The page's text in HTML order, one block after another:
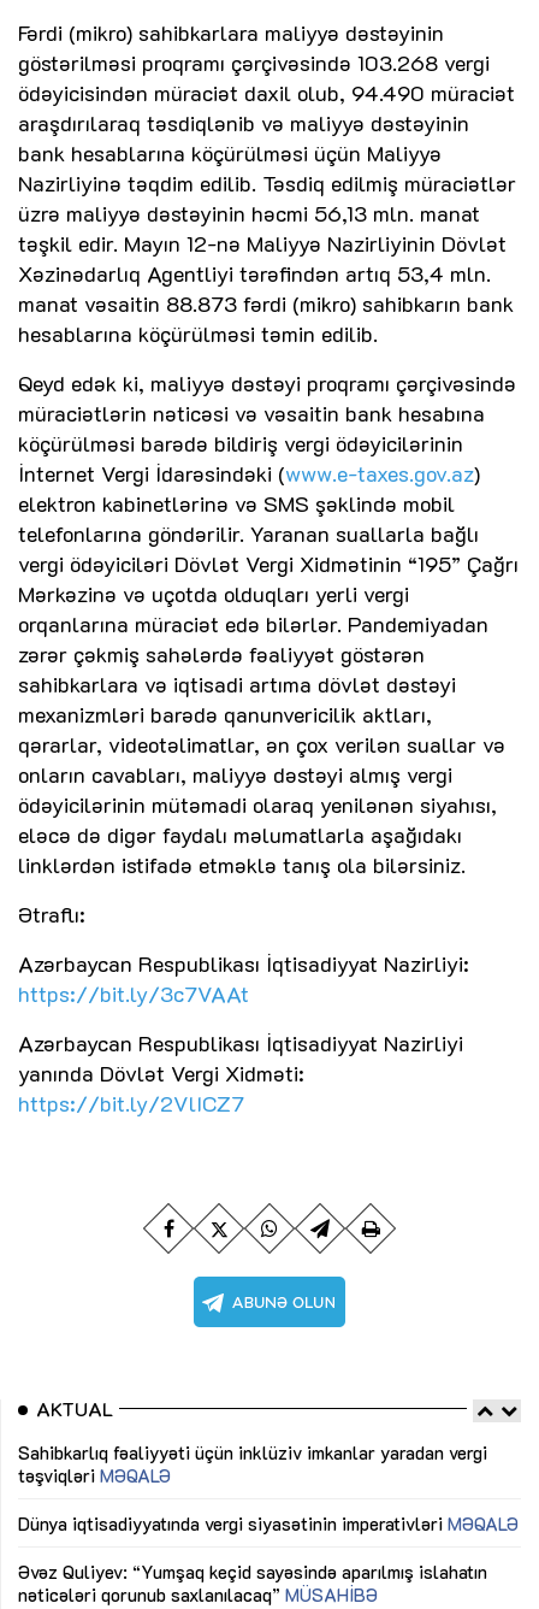
Fərdi (mikro) sahibkarlara maliyyə dəstəyinin
göstərilməsi proqramı çərçivəsində 103.268 vergi
ödəyicisindən müraciət daxil olub, 94.490 müraciət
araşdırılaraq təsdiqlənib və maliyyə dəstəyinin
bank hesablarına köçürülməsi üçün Maliyyə
Nazirliyinə təqdim edilib. Təsdiq edilmiş müraciətlər
üzrə maliyyə dəstəyinin həcmi 56,13 mln. manat
təşkil edir. Mayın 12-nə Maliyyə Nazirliyinin Dövlət
Xəzinədarlıq Agentliyi tərəfindən artıq 53,4 mln.
manat vəsaitin 88.873 fərdi (mikro) sahibkarın bank
hesablarına köçürülməsi təmin edilib.
Qeyd edək ki, maliyyə dəstəyi proqramı çərçivəsində
müraciətlərin nəticəsi və vəsaitin bank hesabına
köçürülməsi barədə bildiriş vergi ödəyicilərinin
İnternet Vergi İdarəsindəki (www.e-taxes.gov.az)
elektron kabinetlərinə və SMS şəklində mobil
telefonlarına göndərilir. Yaranan suallarla bağlı
vergi ödəyiciləri Dövlət Vergi Xidmətinin “195” Çağrı
Mərkəzinə və uçotda olduqları yerli vergi
orqanlarına müraciət edə bilərlər. Pandemiyadan
zərər çəkmiş sahələrdə fəaliyyət göstərən
sahibkarlara və iqtisadi artıma dövlət dəstəyi
mexanizmləri barədə qanunvericilik aktları,
qərarlar, videotəlimatlar, ən çox verilən suallar və
onların cavabları, maliyyə dəstəyi almış vergi
ödəyicilərinin mütəmadi olaraq yenilənən siyahısı,
eləcə də digər faydalı məlumatlarla aşağıdakı
linklərdən istifadə etməklə tanış ola bilərsiniz.
Ətraflı:
Azərbaycan Respublikası İqtisadiyyat Nazirliyi:
https://bit.ly/3c7VAAt
Azərbaycan Respublikası İqtisadiyyat Nazirliyi
yanında Dövlət Vergi Xidməti:
https://bit.ly/2VlICZ7
AKTUAL
Sahibkarlıq fəaliyyəti üçün inklüziv imkanlar yaradan vergi
təşviqləri MƏQALƏ
Dünya iqtisadiyyatında vergi siyasətinin imperativləri MƏQALƏ
Əvəz Quliyev: “Yumşaq keçid sayəsində aparılmış islahatın
nəticələri qorunub saxlanılacaq” MÜSAHİBƏ